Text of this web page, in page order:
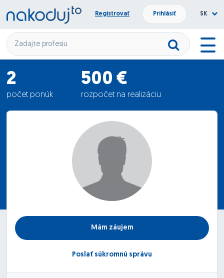
Registrovať Prihlásiť SK
2
počet ponúk
500 €
rozpočet na realizáciu
125 €
Mám záujem
Poslať súkromnú správu